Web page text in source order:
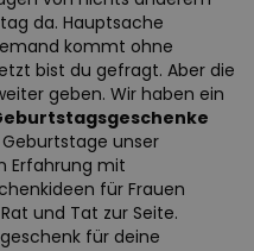
da. Hauptsache
kommt ohne
bist du gefragt. Aber die
geben. Wir haben ein
unser
Erfahrung mit
für Frauen
und Tat zur Seite.
für deine